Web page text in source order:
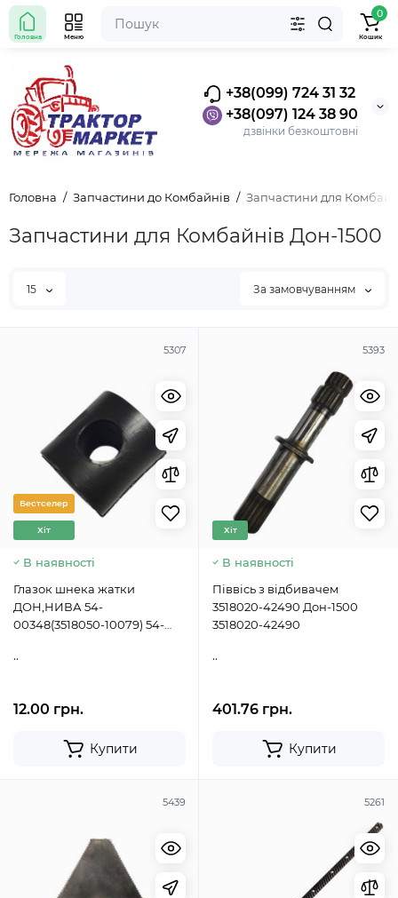
+38(099) 724 31 32
+38(097) 124 38 90
дзвінки безкоштовні
Головна Меню
0
Кошик
Головна Запчастини до Комбайнів Запчастини для
Запчастини для Комбайнів Дон-1500
15 За замовчуванням
5307
Бестселер
Хіт
В наявності
Глазок шнека жатки
ДОН,НИВА 54-
00348(3518050-10079) 54-
..
12.00 грн.
Купити
5393
Хіт
В наявності
Піввісь з відбивачем
3518020-42490 Дон-1500
3518020-42490
..
401.76 грн.
Купити
5439 5261